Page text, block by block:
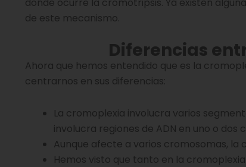
de este mecanismo.
Diferencias
Ahora que hemos entendido que es la
centrarnos en sus diferencias:
La cromoplexia involucra varios
involucra regiones de ADN en uno o dos
Aunque afecte a varios cromosomas,
Hemos visto que tanto en la